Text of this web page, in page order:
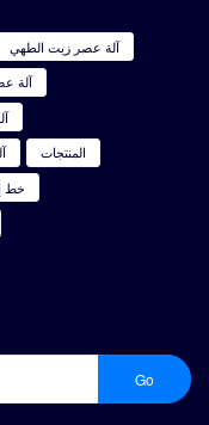
آلة عصر زيت الطهي
آلة
المنتجات
خط
Go